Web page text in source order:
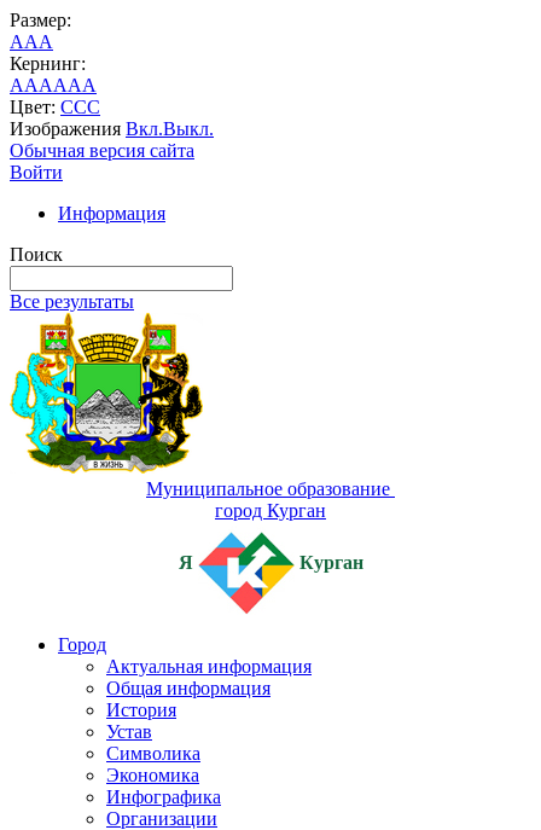
Размер:
AAA
Кернинг:
AAAAAA
Цвет: CCC
Изображения Вкл.Выкл.
Обычная версия сайта
Войти
Информация
Поиск
Все результаты
Муниципальное образование
город Курган
Я Курган
Город
Актуальная информация
Общая информация
История
Устав
Символика
Экономика
Инфографика
Организации